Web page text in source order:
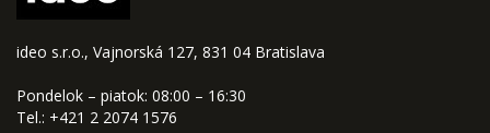
ideo s.r.o., Vajnorská 127, 831 04 Bratislava
Pondelok – piatok: 08:00 – 16:30
Tel.: +421 2 2074 1576